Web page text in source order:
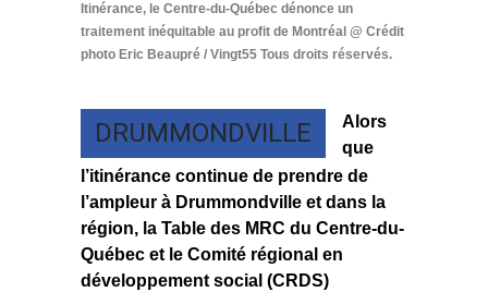
Itinérance, le Centre-du-Québec dénonce un
traitement inéquitable au profit de Montréal @ Crédit
photo Eric Beaupré / Vingt55 Tous droits réservés.
DRUMMONDVILLE
Alors
que
l’itinérance continue de prendre de
l’ampleur à Drummondville et dans la
région, la Table des MRC du Centre-du-
Québec et le Comité régional en
développement social (CRDS)